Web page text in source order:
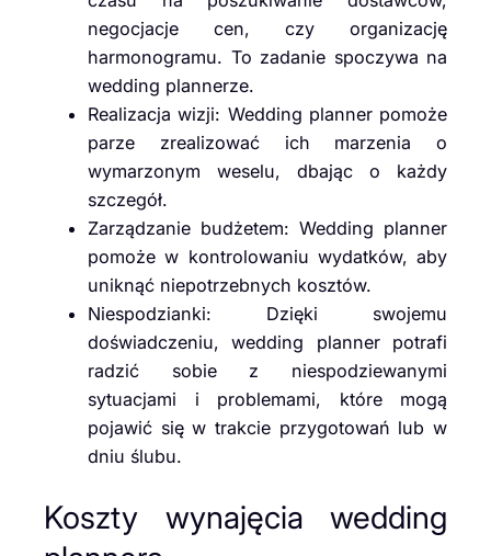
negocjacje cen, czy organizację
harmonogramu. To zadanie spoczywa na
wedding plannerze.
Realizacja wizji: Wedding planner pomoże
parze zrealizować ich marzenia o
wymarzonym weselu, dbając o każdy
szczegół.
Zarządzanie budżetem: Wedding planner
pomoże w kontrolowaniu wydatków, aby
uniknąć niepotrzebnych kosztów.
Niespodzianki: Dzięki swojemu
doświadczeniu, wedding planner potrafi
radzić sobie z niespodziewanymi
sytuacjami i problemami, które mogą
pojawić się w trakcie przygotowań lub w
dniu ślubu.
Koszty wynajęcia wedding